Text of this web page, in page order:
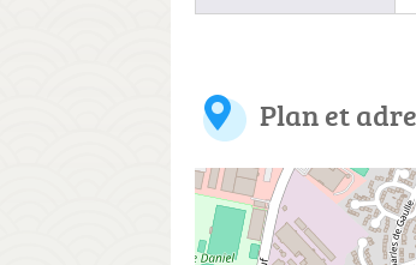
Plan et